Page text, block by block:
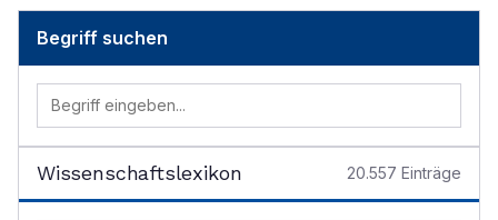
Begriff suchen
Wissenschaftslexikon 20.557 Einträge